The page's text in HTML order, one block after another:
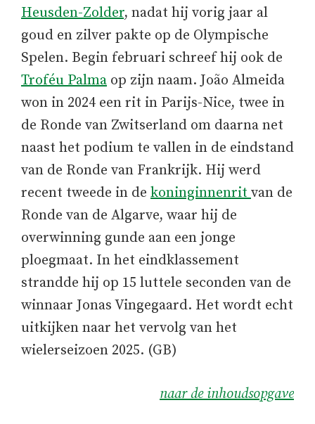
Heusden-Zolder, nadat hij vorig jaar al
goud en zilver pakte op de Olympische
Spelen. Begin februari schreef hij ook de
Troféu Palma op zijn naam. João Almeida
won in 2024 een rit in Parijs-Nice, twee in
de Ronde van Zwitserland om daarna net
naast het podium te vallen in de eindstand
van de Ronde van Frankrijk. Hij werd
recent tweede in de koninginnenrit van de
Ronde van de Algarve, waar hij de
overwinning gunde aan een jonge
ploegmaat. In het eindklassement
strandde hij op 15 luttele seconden van de
winnaar Jonas Vingegaard. Het wordt echt
uitkijken naar het vervolg van het
wielerseizoen 2025. (GB)
naar de inhoudsopgave